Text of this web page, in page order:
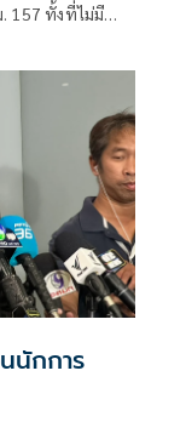
157 ทั้งที่ไม่มี
นักการ